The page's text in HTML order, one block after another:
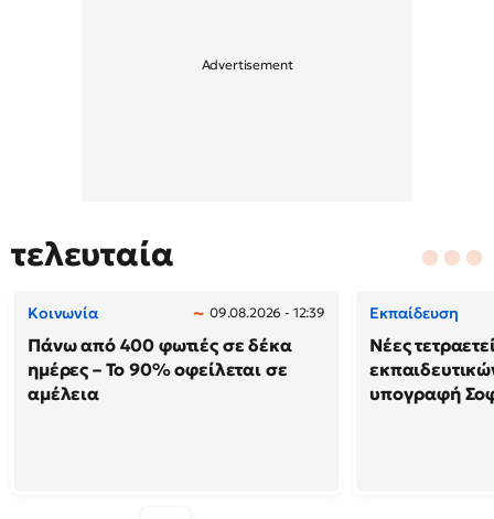
τελευταία
Κοινωνία 09.08.2026 - 12:39
Πάνω από 400 φωτιές σε δέκα
ημέρες – Το 90% οφείλεται σε
αμέλεια
Εκπαίδευση
Νέες
υπογραφή